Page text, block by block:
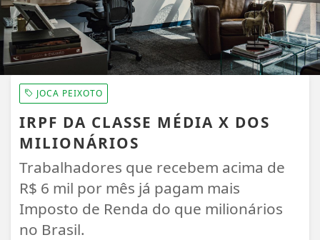
JOCA PEIXOTO
IRPF DA CLASSE MÉDIA X DOS
MILIONÁRIOS
Trabalhadores que recebem acima de
R$ 6 mil por mês já pagam mais
Imposto de Renda do que milionários
no Brasil.